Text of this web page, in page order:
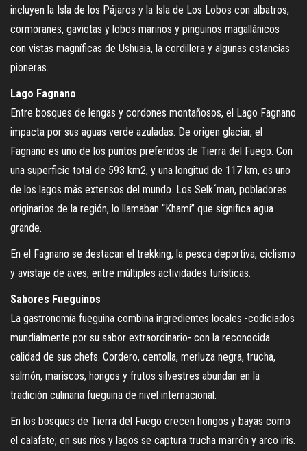
incluyen la Isla de los Pájaros y la Isla de Los Lobos con albatros,
cormoranes, gaviotas y lobos marinos y pingüinos magallánicos
con vistas magníficas de Ushuaia, la cordillera y algunas estancias
pioneras.
Lago Fagnano
Entre bosques de lengas y cordones montañosos, el Lago Fagnano
impacta por sus aguas verde azuladas. De origen glaciar, el
Fagnano es uno de los puntos preferidos de Tierra del Fuego. Con
una superficie total de 593 km2, y una longitud de 117 km, es uno
de los lagos más extensos del mundo. Los Selk´man, pobladores
originarios de la región, lo llamaban “Khami” que significa agua
grande.
En el Fagnano se destacan el trekking, la pesca deportiva, ciclismo
y avistaje de aves, entre múltiples actividades turísticas.
Sabores Fueguinos
La gastronomía fueguina combina ingredientes locales -codiciados
mundialmente por su sabor extraordinario- con la reconocida
calidad de sus chefs. Cordero, centolla, merluza negra, trucha,
salmón, mariscos, hongos y frutos silvestres abundan en la
tradición culinaria fueguina de nivel internacional.
En los bosques de Tierra del Fuego crecen hongos y bayas como
el calafate; en sus ríos y lagos se captura trucha marrón y arco iris.